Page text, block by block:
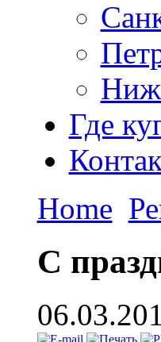
Где
Home
С